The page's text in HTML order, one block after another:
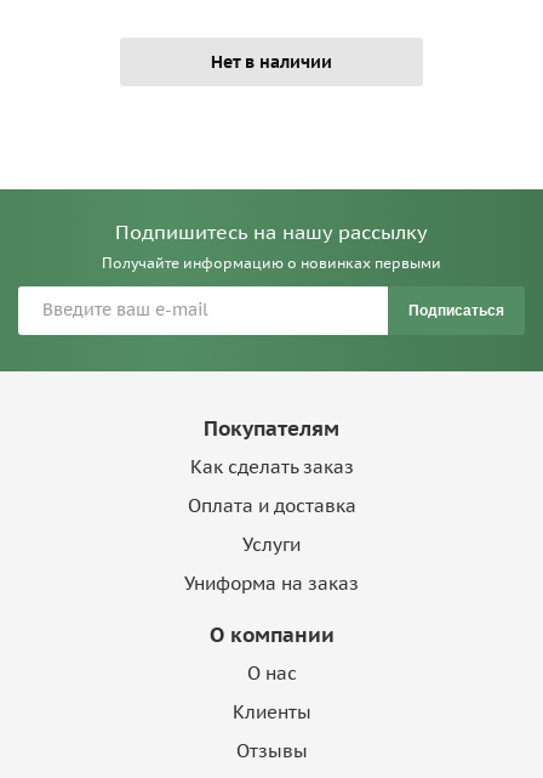
Нет в наличии
Подпишитесь на нашу рассылку
Получайте информацию о новинках первыми
Подписаться
Покупателям
Как сделать заказ
Оплата и доставка
Услуги
Униформа на заказ
О компании
О нас
Клиенты
Отзывы